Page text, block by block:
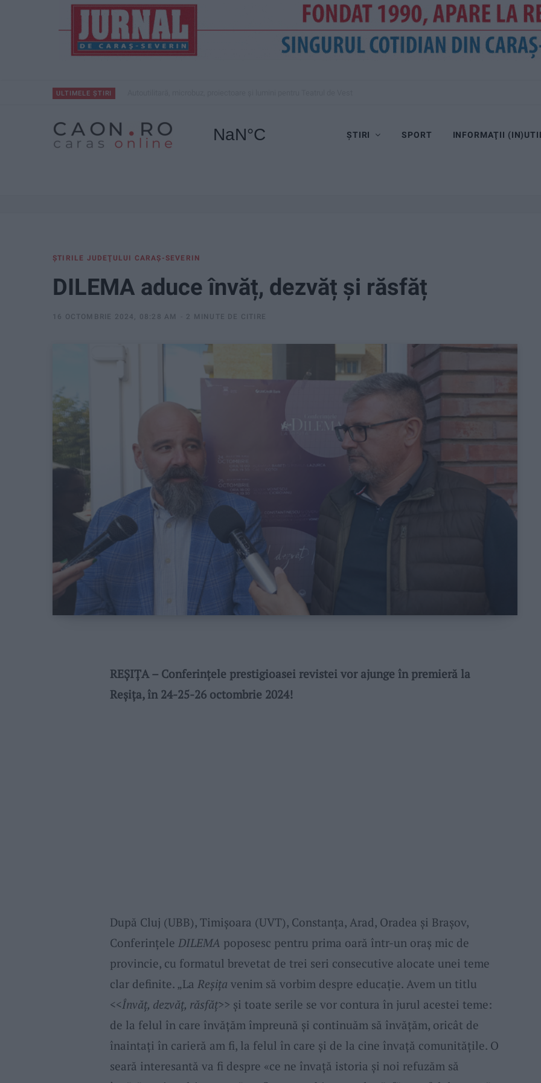
ULTIMELE ȘTIRI
ȘTIRI SPORT INFORMAŢII
ŞTIRILE JUDEŢULUI CARAŞ-SEVERIN
DILEMA aduce învăț, dezvăț și răsfăț
16 OCTOMBRIE 2024, 08:28 AM 2 MINUTE DE CITIRE
REȘIȚA – Conferințele prestigioasei revistei vor ajunge în premieră la
Reșița, în 24-25-26 octombrie 2024!
După Cluj (UBB), Timișoara (UVT), Constanța, Arad, Oradea și Brașov,
Conferințele DILEMA poposesc pentru prima oară într-un oraș mic de
provincie, cu formatul brevetat de trei seri consecutive alocate unei teme
clar definite. „La Reșița venim să vorbim despre educație. Avem un titlu
<<Învăț, dezvăț, răsfăț>> și toate serile se vor contura în jurul acestei teme:
de la felul în care învățăm împreună și continuăm să învățăm, oricât de
înaintați în carieră am fi, la felul în care și de la cine învață comunitățile. O
seară interesantă va fi despre «ce ne învață istoria și noi refuzăm să